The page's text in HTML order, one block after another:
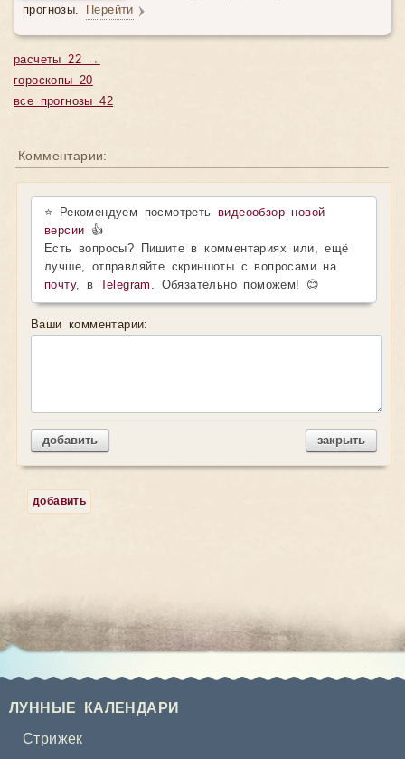
прогнозы. Перейти
расчеты 22 →
гороскопы 20
все прогнозы 42
Комментарии:
⭐ Рекомендуем посмотретьвидеообзор новой
версии 👍
Есть вопросы? Пишите в комментариях или, ещё
лучше, отправляйте скриншоты с вопросами на
почту, в Telegram . Обязательно поможем! 😊
Ваши комментарии:
добавить закрыть
добавить
ЛУННЫЕ КАЛЕНДАРИ
Стрижек